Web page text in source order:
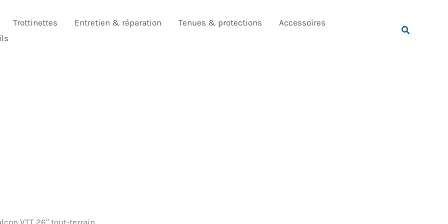
Trottinettes Entretien & réparation Tenues & protections
Accessoires
Rechercher
VTT 26″ tout-terrain